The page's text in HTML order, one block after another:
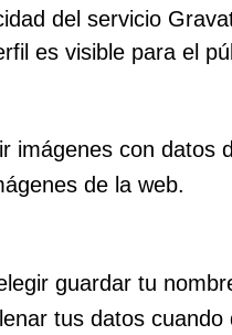
del servicio
es visible para el
imágenes con
de la web.
guardar tu
tus datos